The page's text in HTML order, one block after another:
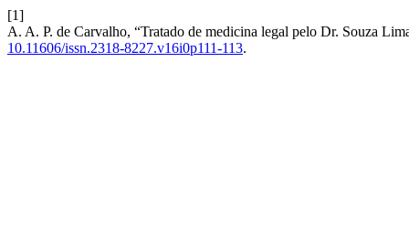
[1]
A. A. P. de Carvalho, “Tratado de medicina legal pelo Dr. Souza
10.11606/issn.2318-8227.v16i0p111-113.